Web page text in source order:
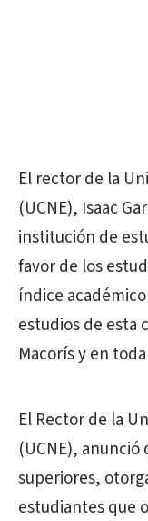
El rector de la
(UCNE), Isaac
institución de
favor de los
índice
estudios de esta
Macorís y en
El Rector de la
(UCNE),
superiores,
estudiantes que